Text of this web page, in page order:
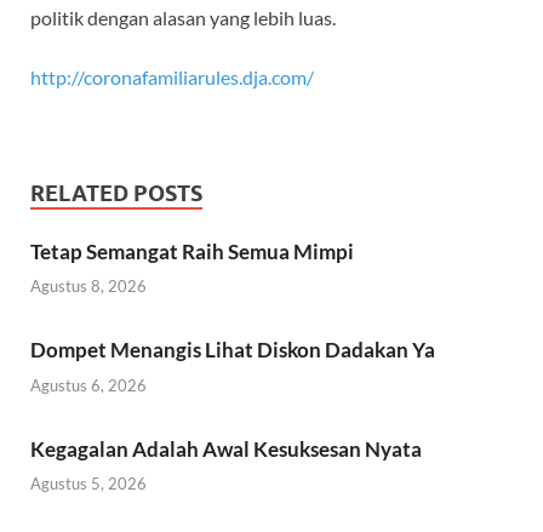
politik dengan alasan yang lebih luas.
http://coronafamiliarules.dja.com/
RELATED POSTS
Tetap Semangat Raih Semua Mimpi
Agustus 8, 2026
Dompet Menangis Lihat Diskon Dadakan Ya
Agustus 6, 2026
Kegagalan Adalah Awal Kesuksesan Nyata
Agustus 5, 2026